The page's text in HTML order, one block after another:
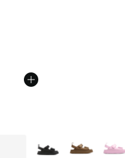
ist von € 99,99 auf €
Weitere Farben